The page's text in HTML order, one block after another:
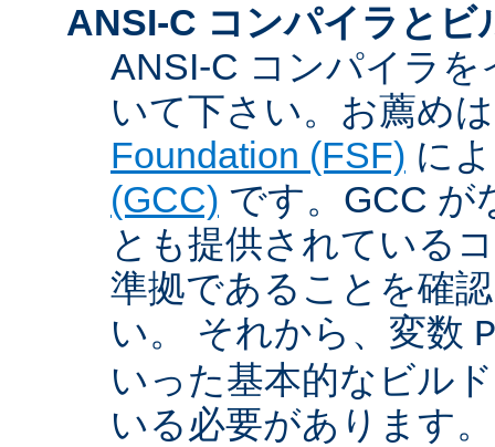
ANSI-C コンパイラとビ
ANSI-C コンパイラ
いて下さい。お薦め
Foundation (FSF) に
(GCC) です。GCC が
とも提供されている
準拠であることを確
い。 それから、変数
いった基本的なビル
いる必要があります。